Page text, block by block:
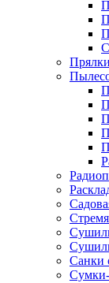
Прялки
Санки